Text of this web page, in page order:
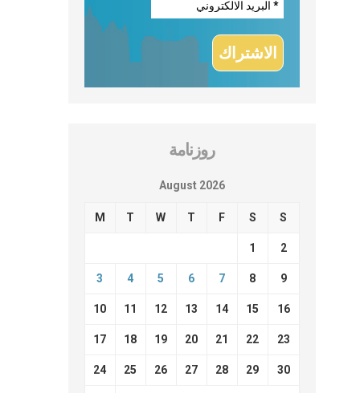
روزنامة
August 2026
M T W T F S S
1 2
3 4 5 6 7 8 9
10 11 12 13 14 15 16
17 18 19 20 21 22 23
24 25 26 27 28 29 30